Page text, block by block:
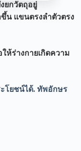
ยกวัตถุอยู่
น แขนตรงลำตัวตรง
ห้ร่างกายเกิดความ
โยชน์ได้. ทัพอักษร